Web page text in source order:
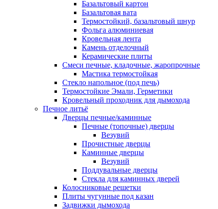
Базальтовый картон
Базальтовая вата
Термостойкий, базальтовый шнур
Фольга алюминиевая
Кровельная лента
Камень отделочный
Керамические плиты
Смеси печные, кладочные, жаропрочные
Мастика термостойкая
Стекло напольное (под печь)
Термостойкие Эмали, Герметики
Кровельный проходник для дымохода
Печное литьё
Дверцы печные/каминные
Печные (топочные) дверцы
Везувий
Прочистные дверцы
Каминные дверцы
Везувий
Поддувальные дверцы
Стекла для каминных дверей
Колосниковые решетки
Плиты чугунные под казан
Задвижки дымохода